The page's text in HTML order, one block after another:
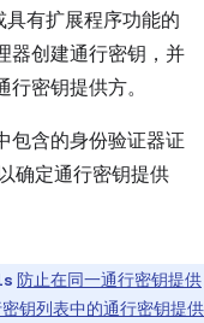
有扩展程序功能的
器创建通行密钥，并
密钥提供方。
包含的身份验证器证
确定通行密钥提供
防止在同一通行密钥提供
钥列表中的通行密钥提供